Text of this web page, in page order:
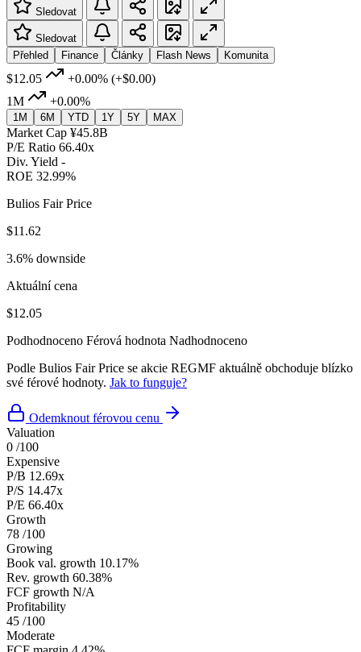
Sledovat
Sledovat
Přehled
Finance Články Flash News Komunita
$12.05 +0.00% (+$0.00)
1M
+0.00%
1M 6M YTD 1Y 5Y MAX
Market Cap ¥45.8B
P/E Ratio 66.40x
Div. Yield -
ROE 32.99%
Bulios Fair Price
$11.62
3.6% downside
Aktuální cena
$12.05
Podhodnoceno Férová hodnota Nadhodnoceno
Podle Bulios Fair Price se akcie REGMF aktuálně obchoduje blízko
své férové hodnoty. Jak to funguje?
Odemknout férovou cenu
Valuation
0 /100
Expensive
P/B 12.69x
P/S 14.47x
P/E 66.40x
Growth
78 /100
Growing
Book val. growth 10.17%
Rev. growth 60.38%
FCF growth N/A
Profitability
45 /100
Moderate